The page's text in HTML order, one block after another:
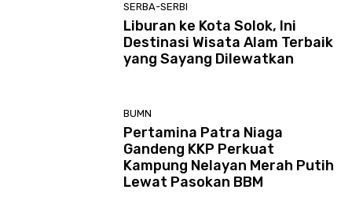
SERBA-SERBI
Liburan ke Kota Solok, Ini
Destinasi Wisata Alam Terbaik
yang Sayang Dilewatkan
BUMN
Pertamina Patra Niaga
Gandeng KKP Perkuat
Kampung Nelayan Merah Putih
Lewat Pasokan BBM